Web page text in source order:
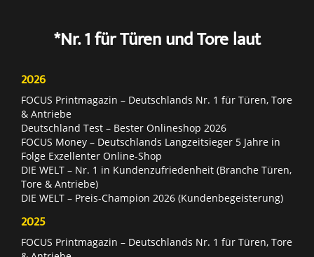
*Nr. 1 für Türen und Tore laut
2026
FOCUS Printmagazin – Deutschlands Nr. 1 für Türen, Tore
& Antriebe
Deutschland Test – Bester Onlineshop 2026
FOCUS Money – Deutschlands Langzeitsieger 5 Jahre in
Folge Exzellenter Online-Shop
DIE WELT – Nr. 1 in Kundenzufriedenheit (Branche Türen,
Tore & Antriebe)
DIE WELT – Preis-Champion 2026 (Kundenbegeisterung)
2025
FOCUS Printmagazin – Deutschlands Nr. 1 für Türen, Tore